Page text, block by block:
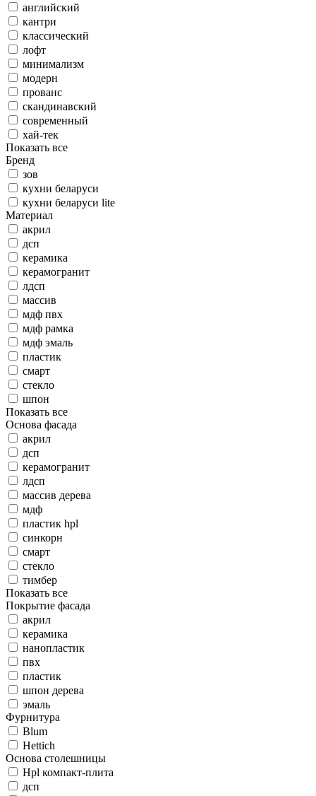
английский
кантри
классический
лофт
минимализм
модерн
прованс
скандинавский
современный
хай-тек
Показать все
Бренд
зов
кухни беларуси
кухни беларуси lite
Материал
акрил
дсп
керамика
керамогранит
лдсп
массив
мдф пвх
мдф рамка
мдф эмаль
пластик
смарт
стекло
шпон
Показать все
Основа фасада
акрил
дсп
керамогранит
лдсп
массив дерева
мдф
пластик hpl
синкорн
смарт
стекло
тимбер
Показать все
Покрытие фасада
акрил
керамика
нанопластик
пвх
пластик
шпон дерева
эмаль
Фурнитура
Blum
Hettich
Основа столешницы
Hpl компакт-плита
дсп